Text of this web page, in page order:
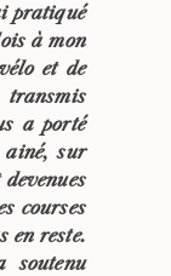
pratiqué
à mon
et de
transmis
a porté
sur
courses
en reste.
soutenu